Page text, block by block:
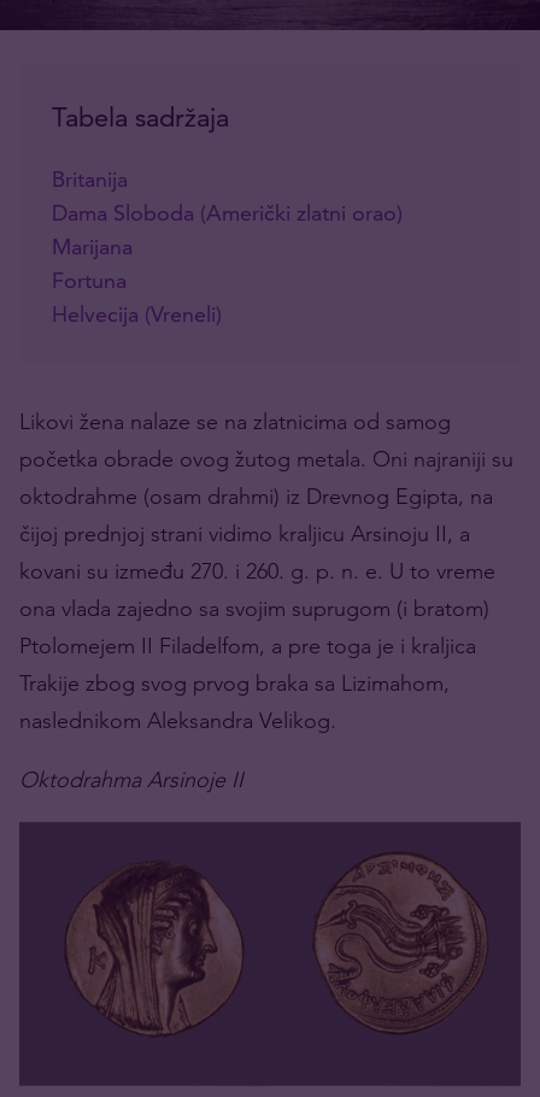
Tabela sadržaja
Britanija
Dama Sloboda (Američki zlatni orao)
Marijana
Fortuna
Helvecija (Vreneli)
Likovi žena nalaze se na zlatnicima od samog
početka obrade ovog žutog metala. Oni najraniji su
oktodrahme (osam drahmi) iz Drevnog Egipta, na
čijoj prednjoj strani vidimo kraljicu Arsinoju II, a
kovani su između 270. i 260. g. p. n. e. U to vreme
ona vlada zajedno sa svojim suprugom (i bratom)
Ptolomejem II Filadelfom, a pre toga je i kraljica
Trakije zbog svog prvog braka sa Lizimahom,
naslednikom Aleksandra Velikog.
Oktodrahma Arsinoje II